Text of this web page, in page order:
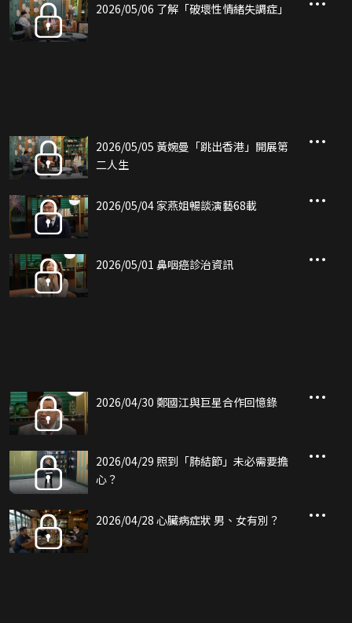
2026/05/06 了解「破壞性情緒失調症」
2026/05/05 黃婉曼「跳出香港」開展第
二人生
2026/05/04 家燕姐暢談演藝68載
2026/05/01 鼻咽癌診治資訊
2026/04/30 鄭國江與巨星合作回憶錄
2026/04/29 照到「肺結節」未必需要擔
心？
2026/04/28 心臟病症狀 男、女有別？